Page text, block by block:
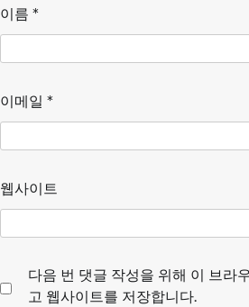
이름 *
이메일 *
웹사이트
다음 번 댓글 작성을 위해 이 브라
고 웹사이트를 저장합니다.